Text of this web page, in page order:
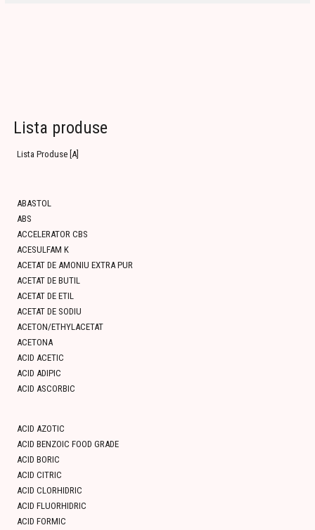
Lista produse
Lista Produse [A]
ABASTOL
ABS
ACCELERATOR CBS
ACESULFAM K
ACETAT DE AMONIU EXTRA PUR
ACETAT DE BUTIL
ACETAT DE ETIL
ACETAT DE SODIU
ACETON/ETHYLACETAT
ACETONA
ACID ACETIC
ACID ADIPIC
ACID ASCORBIC
ACID AZOTIC
ACID BENZOIC FOOD GRADE
ACID BORIC
ACID CITRIC
ACID CLORHIDRIC
ACID FLUORHIDRIC
ACID FORMIC